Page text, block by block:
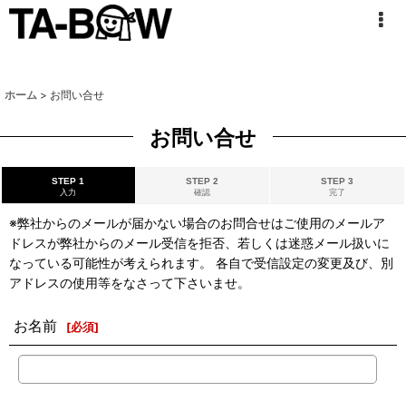
ホーム > お問い合せ
お問い合せ
STEP 1
入力
STEP 2
確認
STEP 3
完了
※弊社からのメールが届かない場合のお問合せはご使用のメールア
ドレスが弊社からのメール受信を拒否、若しくは迷惑メール扱いに
なっている可能性が考えられます。 各自で受信設定の変更及び、別
アドレスの使用等をなさって下さいませ。
お名前 [必須]